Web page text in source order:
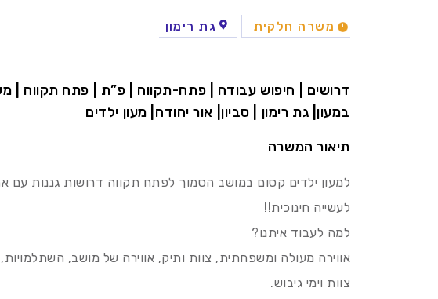
משרה חלקית גת רימון
דרושים | חיפוש עבודה | פתח-תקווה | פ”ת | פתח תקווה |
במעון| גת רימון | סביון| אור יהודה| מעון ילדים
תיאור המשרה
למעון ילדים קסום במושב הסמוך לפתח תקווה דרושות גננות עם
לעשייה חינוכית!!
למה לעבוד איתנו?
אווירה מעולה ומשפחתית, צוות ותיק, אווירה של מושב, השתלמויות,
צוות וימי גיבוש.